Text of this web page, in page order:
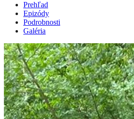
Prehľad
Epizódy
Podrobnosti
Galéria